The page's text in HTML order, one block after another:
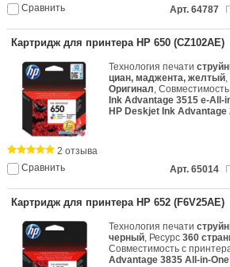
Сравнить
Арт. 64787
Картридж для принтера HP 650 (CZ102AE)
Технология печати
циан, маджента, желтый
Оригинал,
Ink Advantage 3515 e-All-
HP Deskjet Ink
Сравнить
2 отзыва
Арт. 65014
Картридж для принтера HP 652 (F6V25AE)
Технология печати
черный, Ресурс360
Совместимость с
Advantage 3835 All-in-